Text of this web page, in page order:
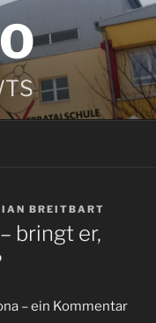
BREITBART
bringt er,
– ein Kommentar